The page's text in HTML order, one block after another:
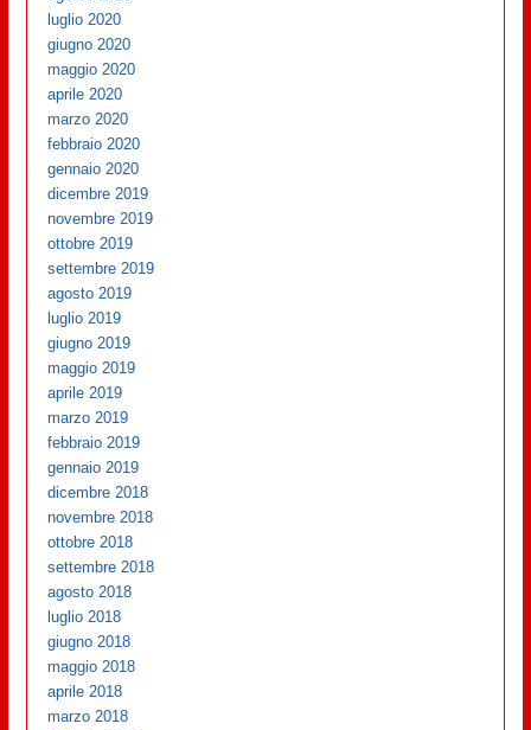
luglio 2020
giugno 2020
maggio 2020
aprile 2020
marzo 2020
febbraio 2020
gennaio 2020
dicembre 2019
novembre 2019
ottobre 2019
settembre 2019
agosto 2019
luglio 2019
giugno 2019
maggio 2019
aprile 2019
marzo 2019
febbraio 2019
gennaio 2019
dicembre 2018
novembre 2018
ottobre 2018
settembre 2018
agosto 2018
luglio 2018
giugno 2018
maggio 2018
aprile 2018
marzo 2018